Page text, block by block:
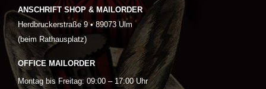
ANSCHRIFT SHOP & MAILORDER
Herdbruckerstraße 9 • 89073 Ulm
(beim Rathausplatz)
OFFICE MAILORDER
Montag bis Freitag: 09:00 – 17:00 Uhr